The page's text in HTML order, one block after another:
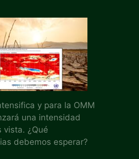
y para la OMM
una intensidad
vista. ¿Qué
debemos esperar?